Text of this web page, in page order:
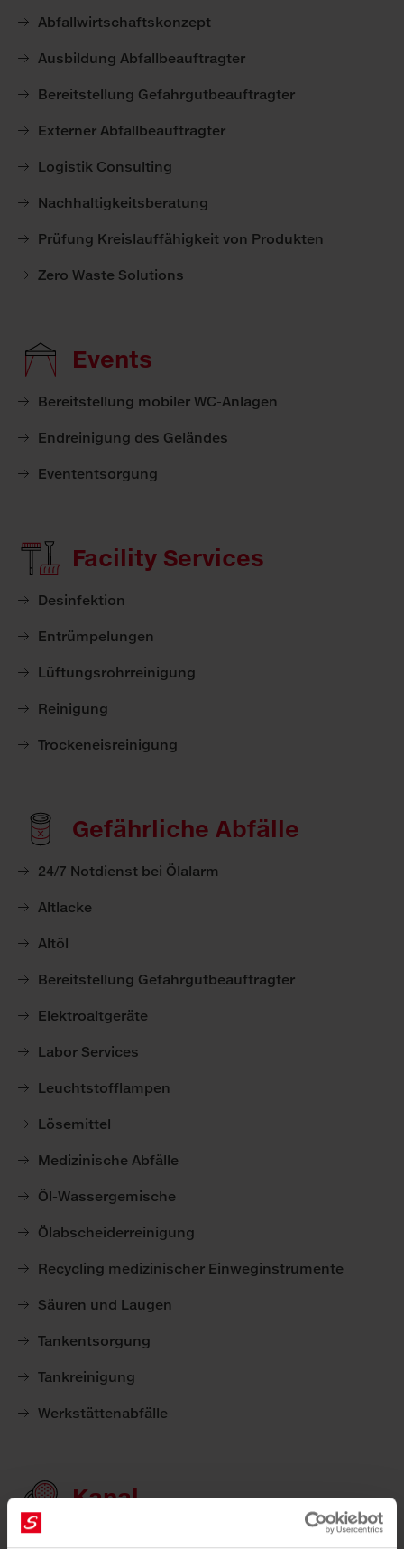
Abfallwirtschaftskonzept
Ausbildung Abfallbeauftragter
Bereitstellung Gefahrgutbeauftragter
Externer Abfallbeauftragter
Logistik Consulting
Nachhaltigkeitsberatung
Prüfung Kreislauffähigkeit von Produkten
Zero Waste Solutions
Events
Bereitstellung mobiler WC-Anlagen
Endreinigung des Geländes
Evententsorgung
Facility Services
Desinfektion
Entrümpelungen
Lüftungsrohrreinigung
Reinigung
Trockeneisreinigung
Gefährliche Abfälle
24/7 Notdienst bei Ölalarm
Altlacke
Altöl
Bereitstellung Gefahrgutbeauftragter
Elektroaltgeräte
Labor Services
Leuchtstofflampen
Lösemittel
Medizinische Abfälle
Öl-Wassergemische
Ölabscheiderreinigung
Recycling medizinischer Einweginstrumente
Säuren und Laugen
Tankentsorgung
Tankreinigung
Werkstättenabfälle
Kanal
24/7 Notdienst für Kanal & Rohrverstopfungen